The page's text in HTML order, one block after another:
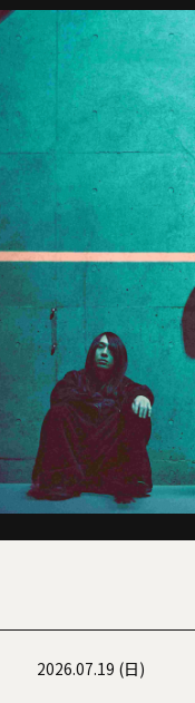
2026.07.19 (日)